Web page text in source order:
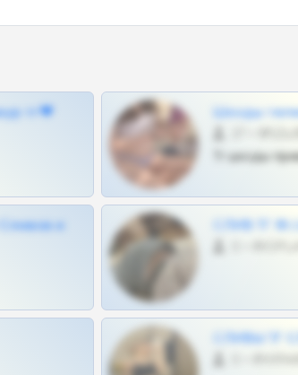
тг❤ Шкоды
Тг шкоды
и
СЛИВ ТГ
СЛИВЫ ТГ